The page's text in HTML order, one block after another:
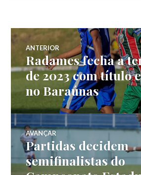
ANTERIOR
Radames fecha a
de 2023 com título
no Baraúnas
AVANÇAR
Partidas decidem
semifinalistas do